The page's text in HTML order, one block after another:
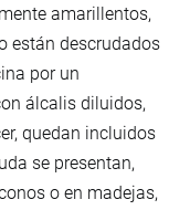
amarillentos,
están descrudados
por un
álcalis diluidos,
quedan incluidos
se presentan,
o en madejas,